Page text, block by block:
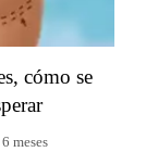
cómo se
meses